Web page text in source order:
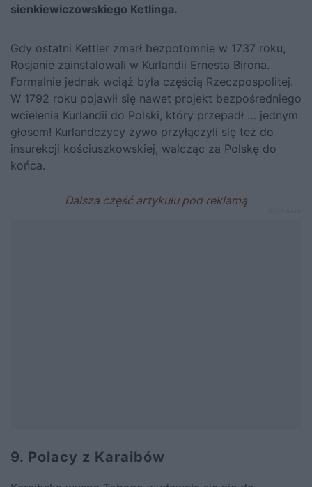
sienkiewiczowskiego Ketlinga.
Gdy ostatni Kettler zmarł bezpotomnie w 1737 roku,
Rosjanie zainstalowali w Kurlandii Ernesta Birona.
Formalnie jednak wciąż była częścią Rzeczpospolitej.
W 1792 roku pojawił się nawet projekt bezpośredniego
wcielenia Kurlandii do Polski, który przepadł … jednym
głosem! Kurlandczycy żywo przyłączyli się też do
insurekcji kościuszkowskiej, walcząc za Polskę do
końca.
9. Polacy z Karaibów